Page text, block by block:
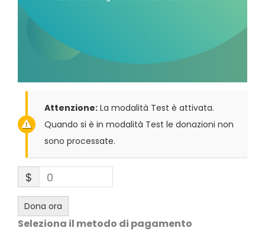
Attenzione: La modalità Test è attivata.
Quando si è in modalità Test le donazioni non
sono processate.
$ 0
Dona ora
Seleziona il metodo di pagamento